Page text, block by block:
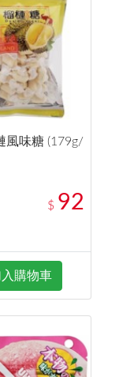
風味糖 (179g/
$ 92
入購物車